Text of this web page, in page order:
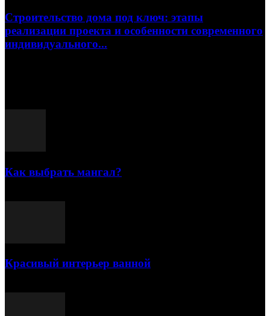
Строительство дома под ключ: этапы
реализации проекта и особенности современного
индивидуального...
Как выбрать мангал?
Красивый интерьер ванной